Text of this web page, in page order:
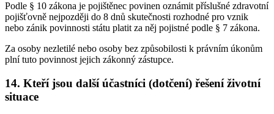
Podle § 10 zákona je pojištěnec povinen oznámit příslušné zdravotní
pojišťovně nejpozději do 8 dnů skutečnosti rozhodné pro vznik
nebo zánik povinnosti státu platit za něj pojistné podle § 7 zákona.
Za osoby nezletilé nebo osoby bez způsobilosti k právním úkonům
plní tuto povinnost jejich zákonný zástupce.
14. Kteří jsou další účastníci (dotčení) řešení životní
situace